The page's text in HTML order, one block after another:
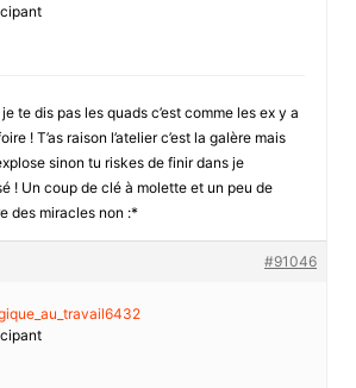
te dis pas les quads c’est comme les ex y a
! T’as raison l’atelier c’est la galère mais
sinon tu riskes de finir dans je
! Un coup de clé à molette et un peu de
des miracles non :*
#91046